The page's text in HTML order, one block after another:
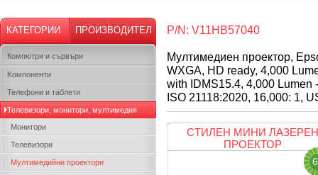
КАТЕГОРИИ ПРОИЗВОДИТЕЛ
Компютри и сървъри
Kомпоненти
Телефони и таблети
Телевизори, монитори, мултимедия
Монитори
Телевизори
Мултимедийни проектори
P/N: V11HB57040
Мултимедиен проектор,
WXGA, HD ready, 4,000
with IDMS15.4, 4,000 Lumen
ISO 21118:2020, 16,000: 1,
СТИЛЕН МИНИ ЛАЗЕРЕН
ПРОЕКТОР